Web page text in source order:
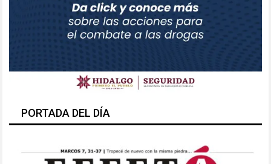
PORTADA DEL DÍA